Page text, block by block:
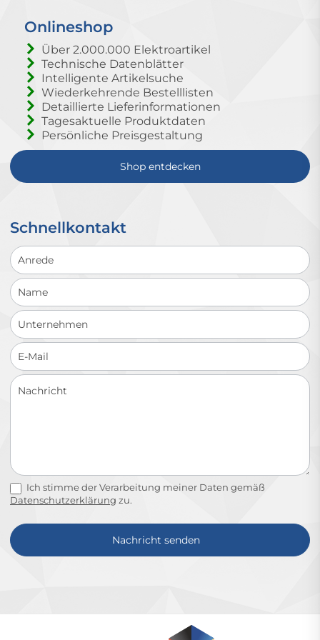
Onlineshop
Über 2.000.000 Elektroartikel
Technische Datenblätter
Intelligente Artikelsuche
Wiederkehrende Bestelllisten
Detaillierte Lieferinformationen
Tagesaktuelle Produktdaten
Persönliche Preisgestaltung
Shop entdecken
Schnellkontakt
Schnellkontakt
Ich stimme der Verarbeitung meiner Daten gemäß
Datenschutzerklärung zu.
Nachricht senden